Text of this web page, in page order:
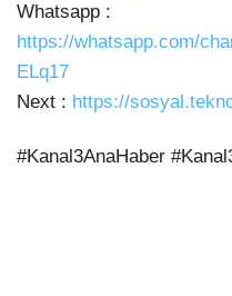
Whatsapp :
https://whatsapp.com/
ELq17
Next : https://
#Kanal3AnaHaber